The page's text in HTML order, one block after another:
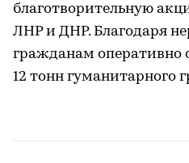
благотворительную
ЛНР и ДНР. Благодаря
гражданам оперативно
12 тонн гуманитарного